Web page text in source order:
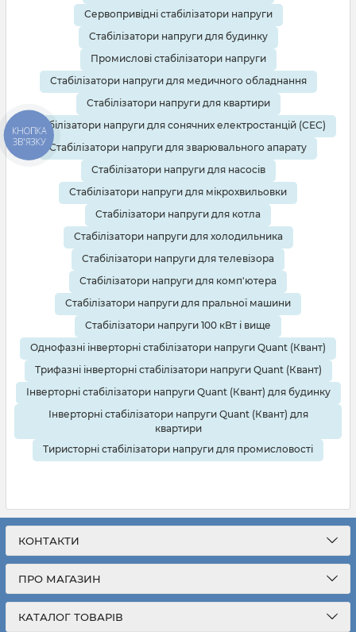
Сервопривідні стабілізатори напруги
Стабілізатори напруги для будинку
Промислові стабілізатори напруги
Стабілізатори напруги для медичного обладнання
Стабілізатори напруги для квартири
Стабілізатори напруги для сонячних електростанцій (СЕС)
Стабілізатори напруги для зварювального апарату
Стабілізатори напруги для насосів
Стабілізатори напруги для мікрохвильовки
Стабілізатори напруги для котла
Стабілізатори напруги для холодильника
Стабілізатори напруги для телевізора
Стабілізатори напруги для комп'ютера
Стабілізатори напруги для пральної машини
Стабілізатори напруги 100 кВт і вище
Однофазні інверторні стабілізатори напруги Quant (Квант)
Трифазні інверторні стабілізатори напруги Quant (Квант)
Інверторні стабілізатори напруги Quant (Квант) для будинку
Інверторні стабілізатори напруги Quant (Квант) для
квартири
Тиристорні стабілізатори напруги для промисловості
КОНТАКТИ
ПРО МАГАЗИН
КАТАЛОГ ТОВАРІВ
КНОПКА
ЗВ'ЯЗКУ